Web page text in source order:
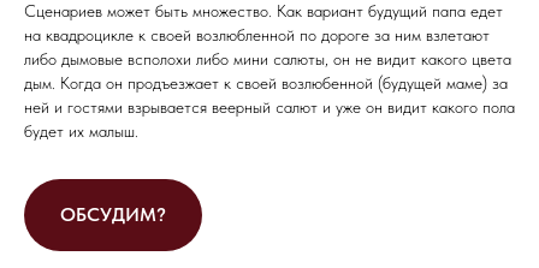
Сценариев может быть множество. Как вариант будущий папа едет
на квадроцикле к своей возлюбленной по дороге за ним взлетают
либо дымовые всполохи либо мини салюты, он не видит какого цвета
дым. Когда он продъезжает к своей возлюбенной (будущей маме) за
ней и гостями взрывается веерный салют и уже он видит какого пола
будет их малыш.
ОБСУДИМ?
ВОПРОСЫ?
Если вы хотите узнать подробнее о